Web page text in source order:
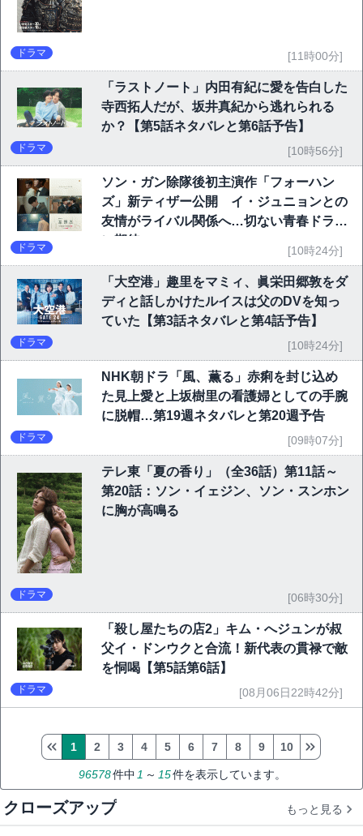
ドラマ [11時00分]
「ラストノート」内田有紀に愛を告白した
寺西拓人だが、坂井真紀から逃れられる
か？【第5話ネタバレと第6話予告】
ドラマ [10時56分]
ソン・ガン除隊後初主演作「フォーハン
ズ」新ティザー公開 イ・ジュニョンとの
友情がライバル関係へ…切ない青春ドラマ
に期待
ドラマ [10時24分]
「大空港」趣里をマミィ、眞栄田郷敦をダ
ディと話しかけたルイスは父のDVを知っ
ていた【第3話ネタバレと第4話予告】
ドラマ [10時24分]
NHK朝ドラ「風、薫る」赤痢を封じ込め
た見上愛と上坂樹里の看護婦としての手腕
に脱帽…第19週ネタバレと第20週予告
ドラマ [09時07分]
テレ東「夏の香り」（全36話）第11話～
第20話：ソン・イェジン、ソン・スンホン
に胸が高鳴る
ドラマ [06時30分]
「殺し屋たちの店2」キム・へジュンが叔
父イ・ドンウクと合流！新代表の貫禄で敵
を恫喝【第5話第6話】
ドラマ [08月06日22時42分]
96578件中 1 ～ 15件を表示しています。
1 2 3 4 5 6 7 8 9 10
クローズアップ もっと見る